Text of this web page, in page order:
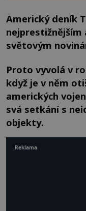
Americký deník
nejprestižnějším
světovým
Proto vyvolá v
když je v něm
amerických
svá setkání s
objekty.
Reklama